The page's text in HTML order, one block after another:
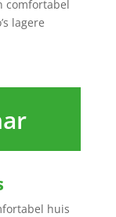
comfortabel
lagere
huis